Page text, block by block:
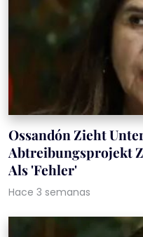
Ossandón Zieht
Abtreibungsprojekt
Als 'Fehler'
Hace 3 semanas